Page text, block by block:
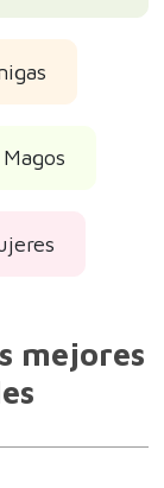
mejores